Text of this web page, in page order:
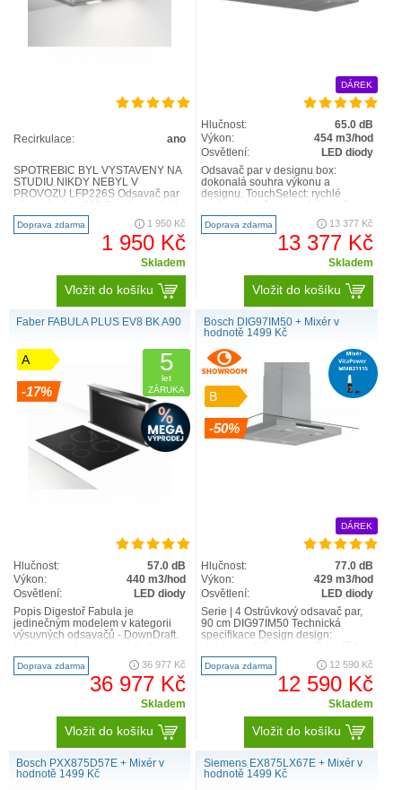
Recirkulace: ano
SPOTŘEBIČ BYL VYSTAVENÝ NA
STUDIU NIKDY NEBYL V
PROVOZU LFP226S Odsavač par
Naše osvětlení odsavače ..
Doprava zdarma 1 950 Kč
1 950 Kč
Skladem
Vložit do košíku
DÁREK
Hlučnost:
65.0 dB
Výkon:
454 m3/hod
Osvětlení:
LED diody
Odsavač par v designu box:
dokonalá souhra výkonu a
designu. TouchSelect: rychlé
odvětrávání a intenzity světla. V..
Doprava zdarma 13 377 Kč
13 377 Kč
Skladem
Vložit do košíku
Faber FABULA PLUS EV8 BK A90
A
-17%
5
let
ZÁRUKA
Hlučnost:
57.0 dB
Výkon:
440 m3/hod
Osvětlení:
LED diody
Popis Digestoř Fabula je
jedinečným modelem v kategorii
výsuvných odsavačů - DownDraft.
varnou plochu. Při zapnut..
Doprava zdarma 36 977 Kč
36 977 Kč
Skladem
Vložit do košíku
Bosch DIG97IM50 + Mixér v
hodnotě 1499 Kč
B
-50%
DÁREK
Hlučnost:
77.0 dB
Výkon:
429 m3/hod
Osvětlení:
LED diody
Serie | 4 Ostrůvkový odsavač par,
90 cm DIG97IM50 Technická
specifikace Design design:
spotřeby ener..
Doprava zdarma 12 590 Kč
12 590 Kč
Skladem
Vložit do košíku
Bosch PXX875D57E + Mixér v
hodnotě 1499 Kč
Siemens EX875LX67E + Mixér v
hodnotě 1499 Kč